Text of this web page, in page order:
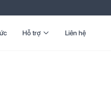
Hỗ trợ Liên hệ